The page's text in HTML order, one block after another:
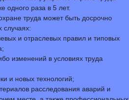
одного раза в 5 лет.
труда может быть досрочно
случаях:
и отраслевых правил и типовых
изменений в условиях труда
и новых технологий;
расследования аварий и